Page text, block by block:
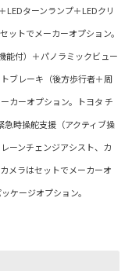
LEDターンランプ＋LEDクリ
ットでメーカーオプション。
能付）＋パノラミックビュー
ブレーキ（後方歩行者＋周
カーオプション。トヨタ チ
時操舵支援（アクティブ操
ーンチェンジアシスト、カ
メラはセットでメーカーオ
ケージオプション。